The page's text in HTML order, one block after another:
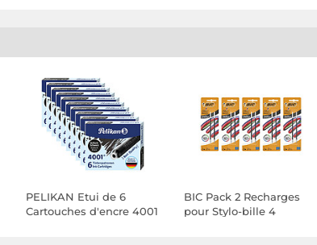
PELIKAN Etui de 6
Cartouches d'encre 4001
BIC Pack 2 Recharges
pour Stylo-bille 4